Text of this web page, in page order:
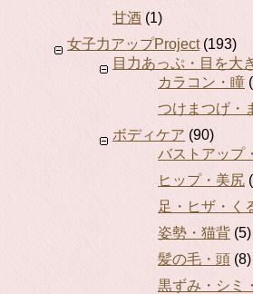
甘酒 (1)
女子力アップProject(193)
目力あっぷ・目を大
カラコン・瞳
つけまつげ・
ボディケア (90)
バストアップ
ヒップ・美尻
足・ヒザ・く
姿勢・猫背 (5)
髪の毛・頭 (8)
黒ずみ・シミ